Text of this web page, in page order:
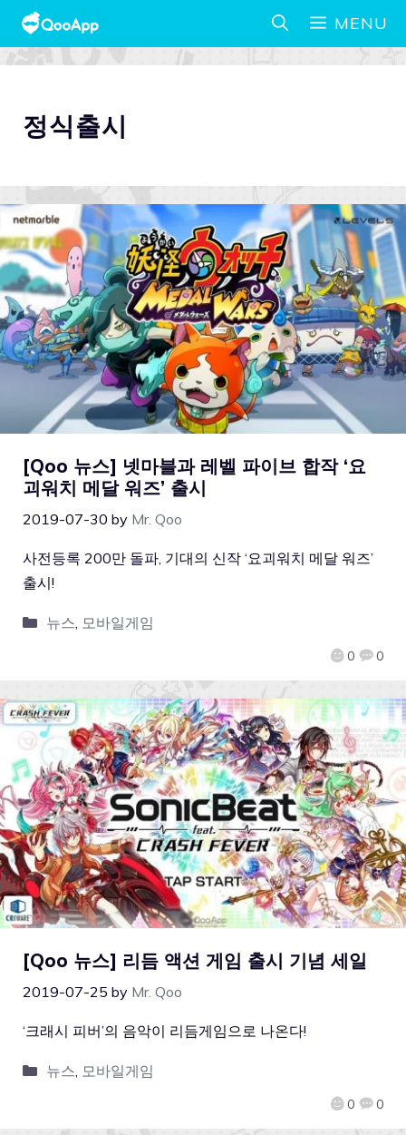
MENU
정식출시
[Qoo 뉴스] 넷마블과 레벨 파이브 합작 ‘요
괴워치 메달 워즈’ 출시
2019-07-30 by Mr. Qoo
0 0
사전등록 200만 돌파, 기대의 신작 ‘요괴워치 메달 워즈’
출시!
뉴스, 모바일게임
[Qoo 뉴스] 리듬 액션 게임 출시 기념 세일
2019-07-25 by Mr. Qoo
0 0
‘크래시 피버’의 음악이 리듬게임으로 나온다!
뉴스, 모바일게임